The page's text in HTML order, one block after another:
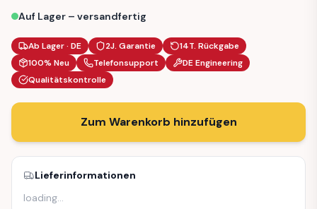
Auf Lager – versandfertig
Ab Lager · DE 2J. Garantie
14T. Rückgabe
100% Neu
Telefonsupport
DE Engineering
Qualitätskontrolle
Zum Warenkorb hinzufügen
Lieferinformationen
loading…